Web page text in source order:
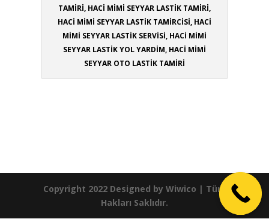
TAMİRİ, HACİ MİMİ SEYYAR LASTİK TAMİRİ,
HACİ MİMİ SEYYAR LASTİK TAMİRCİSİ, HACİ
MİMİ SEYYAR LASTİK SERVİSİ, HACİ MİMİ
SEYYAR LASTİK YOL YARDİM, HACİ MİMİ
SEYYAR OTO LASTİK TAMİRİ
Copyright 2022 Designed by Wiwico | Tüm
Hakları Saklıdır.